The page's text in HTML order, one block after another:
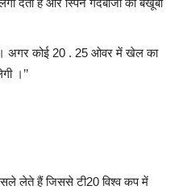
। अगर कोई 20 . 25 ओवर में खेल का
।’’
लेते हैं जिससे टी20 विश्व कप में